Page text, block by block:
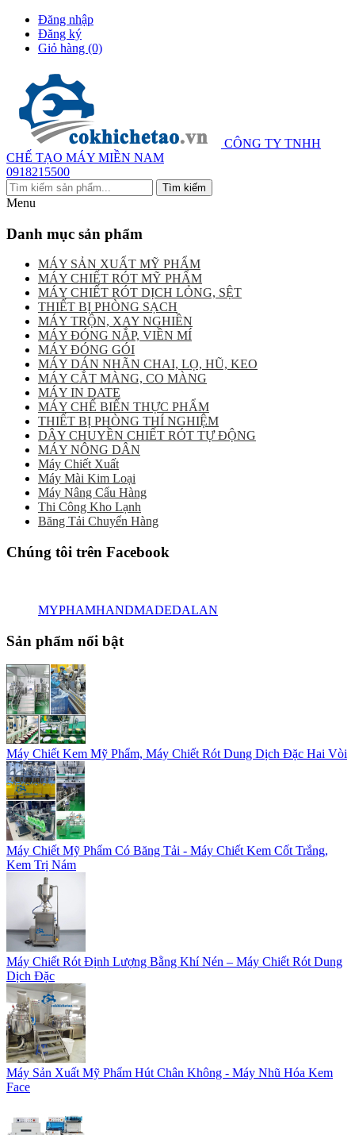
Đăng nhập
Đăng ký
Giỏ hàng (0)
CÔNG TY TNHH
CHẾ TẠO MÁY MIỀN NAM
0918215500
Menu
Danh mục sản phẩm
MÁY SẢN XUẤT MỸ PHẨM
MÁY CHIẾT RÓT MỸ PHẨM
MÁY CHIẾT RÓT DỊCH LỎNG, SỆT
THIẾT BỊ PHÒNG SẠCH
MÁY TRỘN, XAY NGHIỀN
MÁY ĐÓNG NẮP, VIỀN MÍ
MÁY ĐÓNG GÓI
MÁY DÁN NHÃN CHAI, LỌ, HŨ, KEO
MÁY CẮT MÀNG, CO MÀNG
MÁY IN DATE
MÁY CHẾ BIẾN THỰC PHẨM
THIẾT BỊ PHÒNG THÍ NGHIỆM
DÂY CHUYỀN CHIẾT RÓT TỰ ĐỘNG
MÁY NÔNG DÂN
Máy Chiết Xuất
Máy Mài Kim Loại
Máy Nâng Cẩu Hàng
Thi Công Kho Lạnh
Băng Tải Chuyển Hàng
Chúng tôi trên Facebook
MYPHAMHANDMADEDALAN
Sản phẩm nổi bật
Máy Chiết Kem Mỹ Phẩm, Máy Chiết Rót Dung Dịch Đặc Hai Vòi
Máy Chiết Mỹ Phẩm Có Băng Tải - Máy Chiết Kem Cốt Trắng,
Kem Trị Nám
Máy Chiết Rót Định Lượng Bằng Khí Nén – Máy Chiết Rót Dung
Dịch Đặc
Máy Sản Xuất Mỹ Phẩm Hút Chân Không - Máy Nhũ Hóa Kem
Face